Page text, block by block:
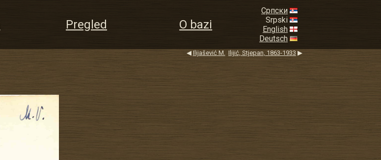
Pregled O bazi
Српски
Srpski
English
Deutsch
◀ Ilijašević M. Ilijić, Stjepan, 1863-1933 ▶